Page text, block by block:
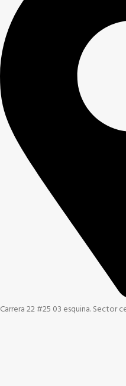
Carrera 22 #25 03 esquina. Sector